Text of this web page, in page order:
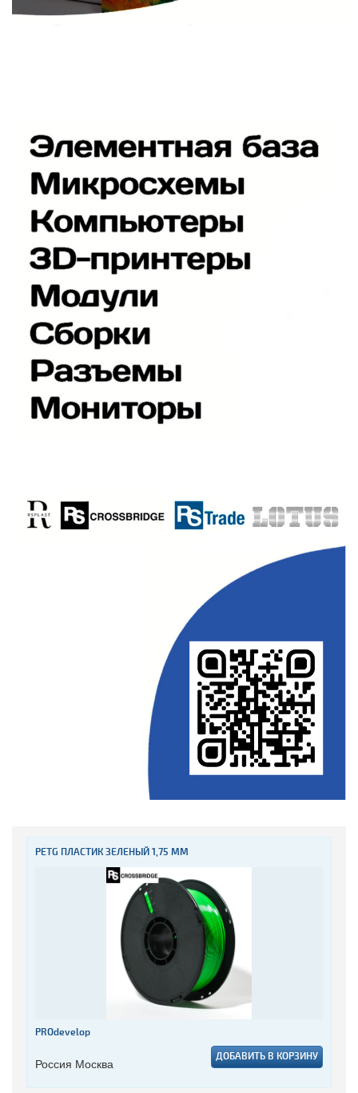
PETG ПЛАСТИК ЗЕЛЕНЫЙ 1,75 ММ
PROdevelop
Россия Москва ДОБАВИТЬ В КОРЗИНУ